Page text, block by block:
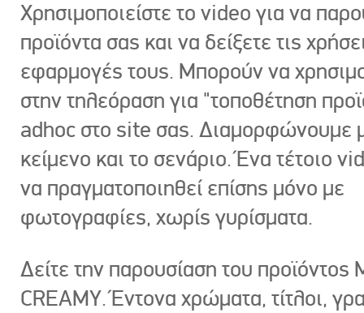
Χρησιμοποιείστε το video για να
προϊόντα σας και να δείξετε τις
εφαρμογές τους. Μπορούν να
στην τηλεόραση για "τοποθέτηση
adhoc στο site σας. Διαμορφώνουμε
κείμενο και το σενάριο. Ένα τέτοιο
να πραγματοποιηθεί επίσης μόνο με
φωτογραφίες, χωρίς γυρίσματα.
Δείτε την παρουσίαση του προϊόντος
CREAMY. Έντονα χρώματα, τίτλοι,